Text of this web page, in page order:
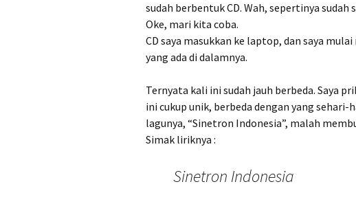
sudah berbentuk CD. Wah, sepertinya sudah
Oke, mari kita coba.
CD saya masukkan ke laptop, dan saya
yang ada di dalamnya.
Ternyata kali ini sudah jauh berbeda. Saya
ini cukup unik, berbeda dengan yang
lagunya, “Sinetron Indonesia”, malah
Simak liriknya :
Sinetron Indonesia